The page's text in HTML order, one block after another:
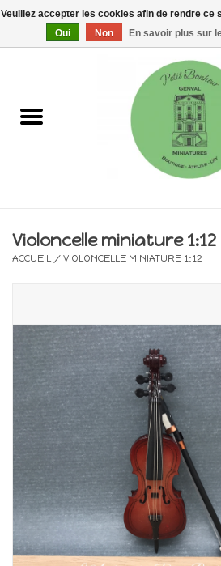
Maisons, vitrines & kits
Electricité
Pièces uniques & objets de
collection
1/48ème
Fournitures bricolage
Bois
Noël
Violoncelle miniature 1:12
ACCUEIL / VIOLONCELLE MINIATURE 1:12
Veuillez accepter les cookies afin de rendre ce
Oui
Non En savoir plus sur